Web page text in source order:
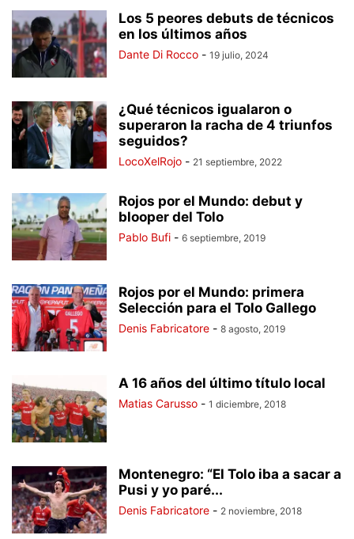
Los 5 peores debuts de técnicos
en los últimos años
Dante Di Rocco - 19 julio, 2024
¿Qué técnicos igualaron o
superaron la racha de 4 triunfos
seguidos?
LocoXelRojo - 21 septiembre, 2022
Rojos por el Mundo: debut y
blooper del Tolo
Pablo Bufi - 6 septiembre, 2019
Rojos por el Mundo: primera
Selección para el Tolo Gallego
Denis Fabricatore - 8 agosto, 2019
A 16 años del último título local
Matias Carusso - 1 diciembre, 2018
Montenegro: “El Tolo iba a sacar a
Pusi y yo paré...
Denis Fabricatore - 2 noviembre, 2018